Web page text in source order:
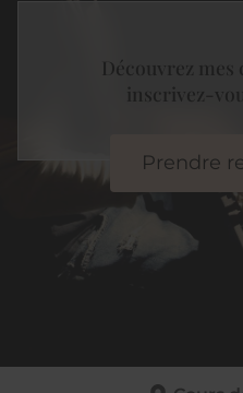
Découvrez mes
inscrivez-
Prendre